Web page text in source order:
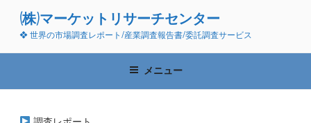
ン
(株)マーケットリサーチセンター
❖ 世界の市場調査レポート/産業調査報告書/委託調査サービス
メニュー